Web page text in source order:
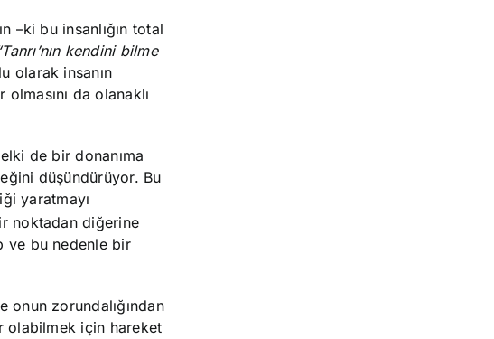
–ki bu insanlığın total
kendini bilme
olarak insanın
da olanaklı
de bir donanıma
düşündürüyor. Bu
yaratmayı
noktadan diğerine
ve bu nedenle bir
onun zorundalığından
olabilmek için hareket